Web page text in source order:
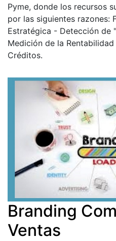
Pyme, donde los recursos
por las siguientes razones:
Estratégica - Detección de
Medición de la
Créditos.
Branding
Ventas